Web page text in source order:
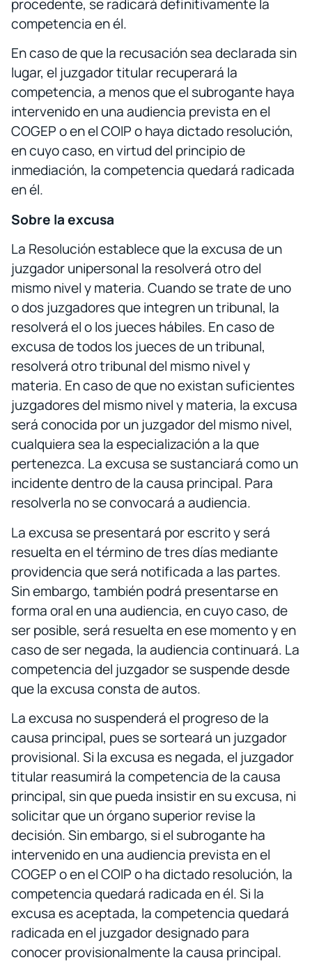
procedente, se radicará definitivamente la
competencia en él.
En caso de que la recusación sea declarada sin
lugar, el juzgador titular recuperará la
competencia, a menos que el subrogante haya
intervenido en una audiencia prevista en el
COGEP o en el COIP o haya dictado resolución,
en cuyo caso, en virtud del principio de
inmediación, la competencia quedará radicada
en él.
Sobre la excusa
La Resolución establece que la excusa de un
juzgador unipersonal la resolverá otro del
mismo nivel y materia. Cuando se trate de uno
o dos juzgadores que integren un tribunal, la
resolverá el o los jueces hábiles. En caso de
excusa de todos los jueces de un tribunal,
resolverá otro tribunal del mismo nivel y
materia. En caso de que no existan suficientes
juzgadores del mismo nivel y materia, la excusa
será conocida por un juzgador del mismo nivel,
cualquiera sea la especialización a la que
pertenezca. La excusa se sustanciará como un
incidente dentro de la causa principal. Para
resolverla no se convocará a audiencia.
La excusa se presentará por escrito y será
resuelta en el término de tres días mediante
providencia que será notificada a las partes.
Sin embargo, también podrá presentarse en
forma oral en una audiencia, en cuyo caso, de
ser posible, será resuelta en ese momento y en
caso de ser negada, la audiencia continuará. La
competencia del juzgador se suspende desde
que la excusa consta de autos.
La excusa no suspenderá el progreso de la
causa principal, pues se sorteará un juzgador
provisional. Si la excusa es negada, el juzgador
titular reasumirá la competencia de la causa
principal, sin que pueda insistir en su excusa, ni
solicitar que un órgano superior revise la
decisión. Sin embargo, si el subrogante ha
intervenido en una audiencia prevista en el
COGEP o en el COIP o ha dictado resolución, la
competencia quedará radicada en él. Si la
excusa es aceptada, la competencia quedará
radicada en el juzgador designado para
conocer provisionalmente la causa principal.